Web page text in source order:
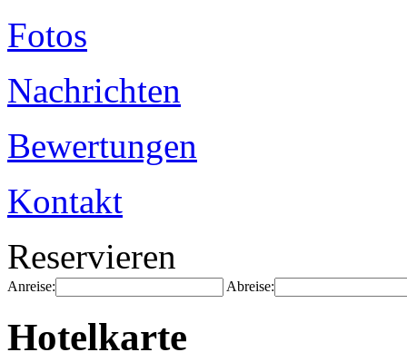
Fotos
Nachrichten
Bewertungen
Kontakt
Reservieren
Anreise: Abreise:
Hotelkarte